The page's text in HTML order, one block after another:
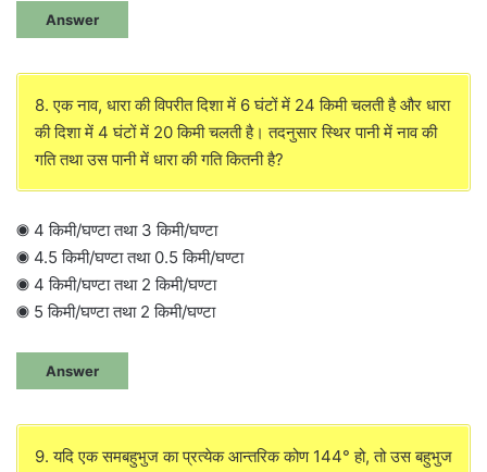
Answer
8. एक नाव, धारा की विपरीत दिशा में 6 घंटों में 24 किमी चलती है और धारा
की दिशा में 4 घंटों में 20 किमी चलती है। तदनुसार स्थिर पानी में नाव की
गति तथा उस पानी में धारा की गति कितनी है?
◉ 4 किमी/घण्टा तथा 3 किमी/घण्टा
◉ 4.5 किमी/घण्टा तथा 0.5 किमी/घण्टा
◉ 4 किमी/घण्टा तथा 2 किमी/घण्टा
◉ 5 किमी/घण्टा तथा 2 किमी/घण्टा
Answer
9. यदि एक समबहुभुज का प्रत्येक आन्तरिक कोण 144° हो, तो उस बहुभुज